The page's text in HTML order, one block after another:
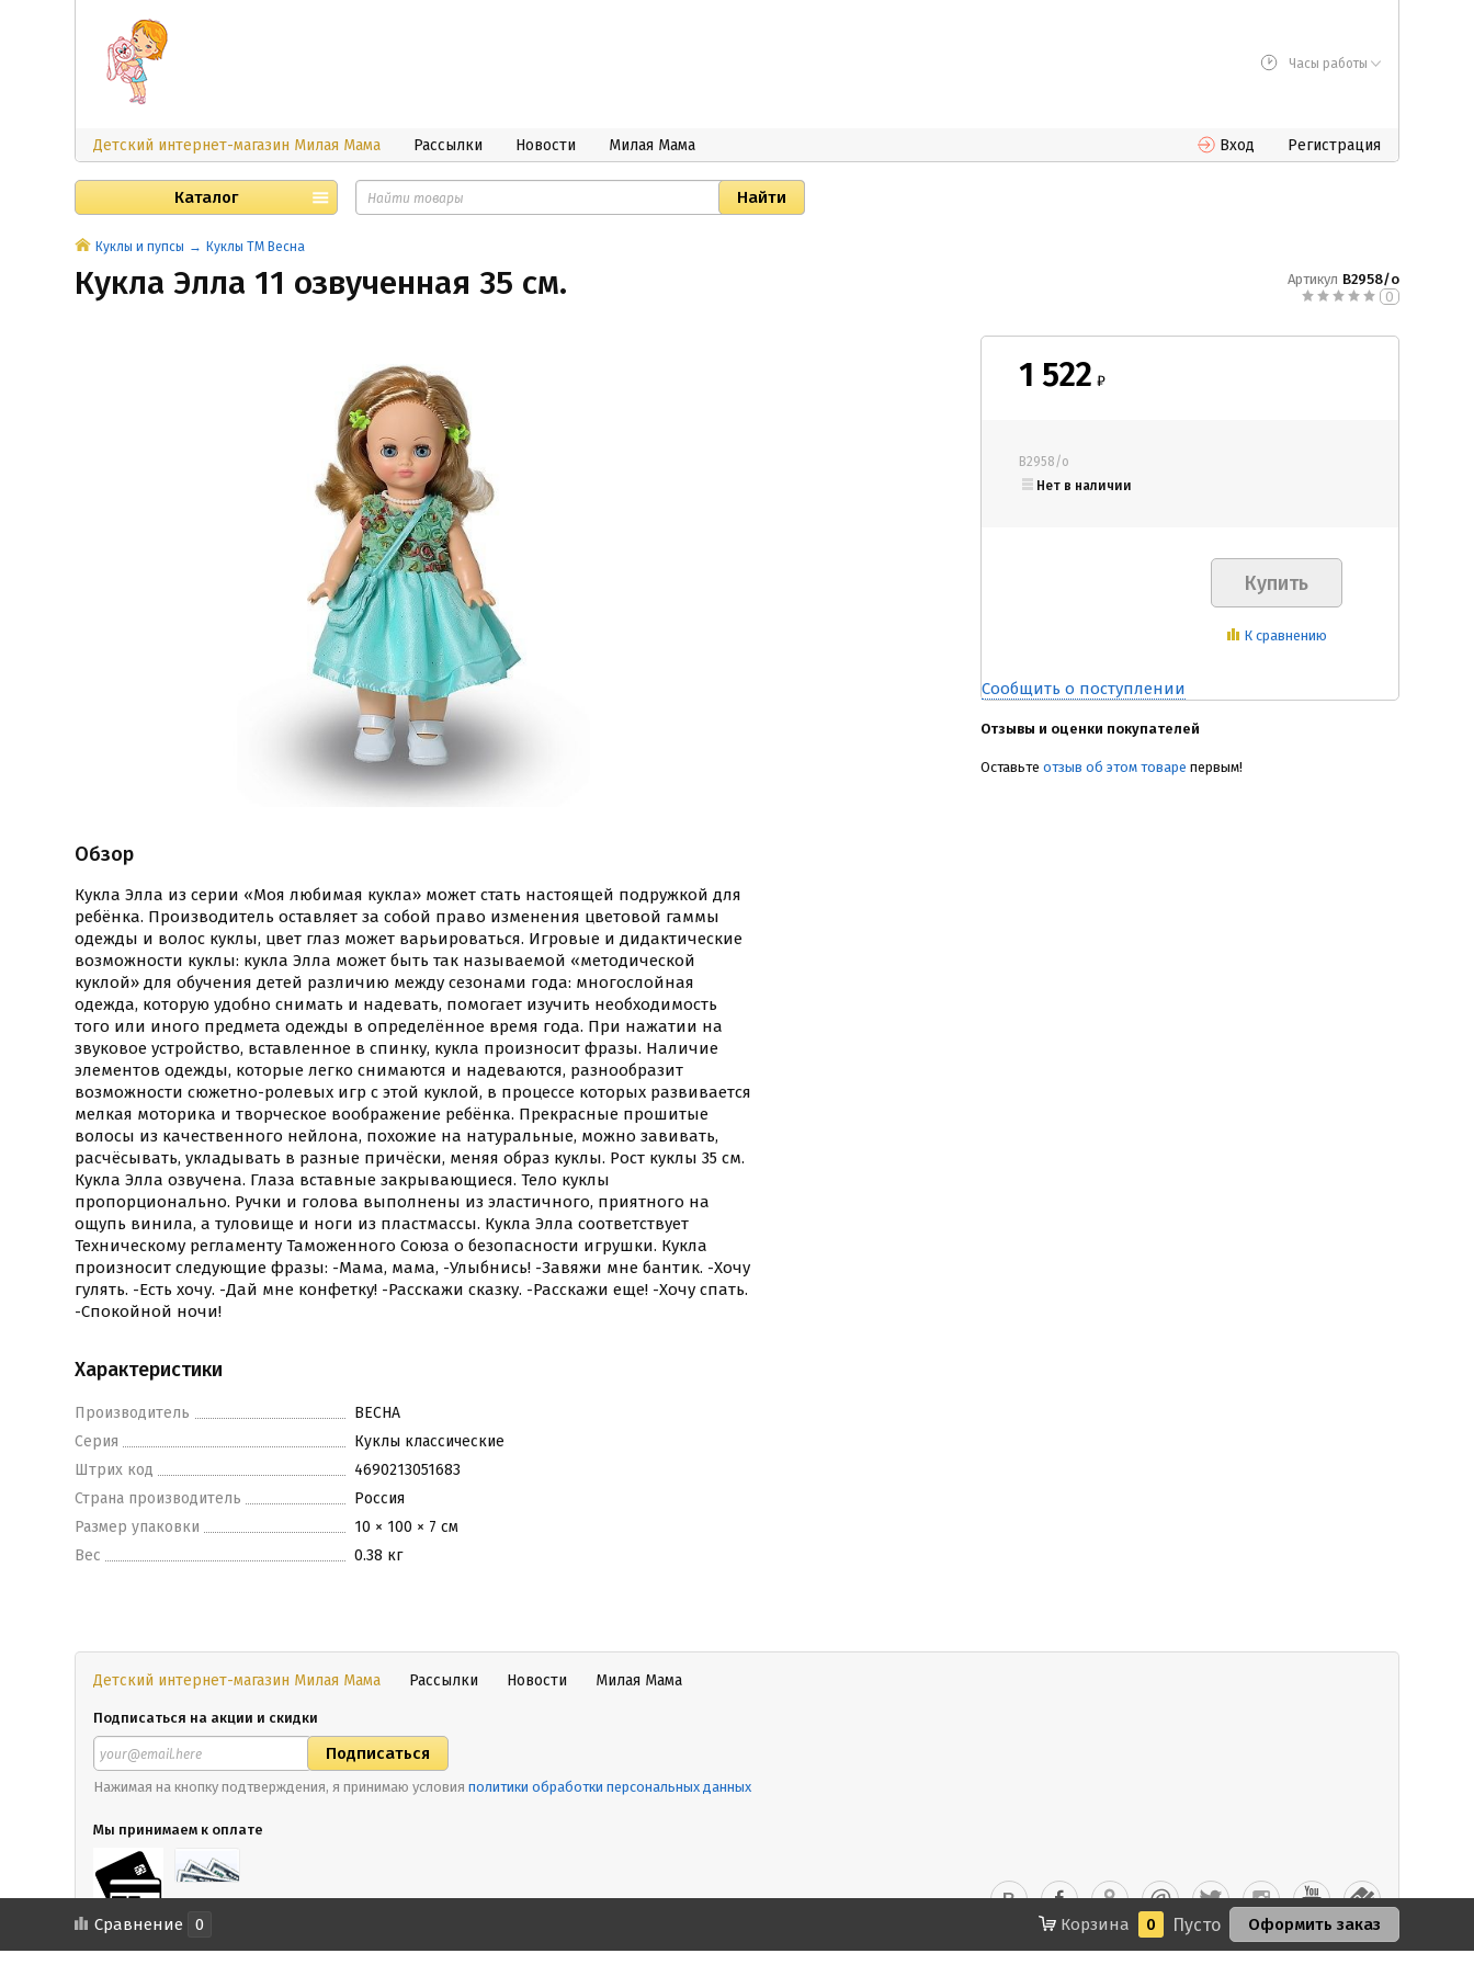
Часы работы
Детский интернет-магазин Милая Мама Рассылки Новости Милая Мама Вход Регистрация
Каталог
Куклы и пупсы Куклы ТМ Весна
Кукла Элла 11 озвученная 35 см. Артикул В2958/о
0
Обзор
Кукла Элла из серии «Моя любимая кукла» может стать настоящей подружкой для
ребёнка. Производитель оставляет за собой право изменения цветовой гаммы
одежды и волос куклы, цвет глаз может варьироваться. Игровые и дидактические
возможности куклы: кукла Элла может быть так называемой «методической
куклой» для обучения детей различию между сезонами года: многослойная
одежда, которую удобно снимать и надевать, помогает изучить необходимость
того или иного предмета одежды в определённое время года. При нажатии на
звуковое устройство, вставленное в спинку, кукла произносит фразы. Наличие
элементов одежды, которые легко снимаются и надеваются, разнообразит
возможности сюжетно-ролевых игр с этой куклой, в процессе которых развивается
мелкая моторика и творческое воображение ребёнка. Прекрасные прошитые
волосы из качественного нейлона, похожие на натуральные, можно завивать,
расчёсывать, укладывать в разные причёски, меняя образ куклы. Рост куклы 35 см.
Кукла Элла озвучена. Глаза вставные закрывающиеся. Тело куклы
пропорционально. Ручки и голова выполнены из эластичного, приятного на
ощупь винила, а туловище и ноги из пластмассы. Кукла Элла соответствует
Техническому регламенту Таможенного Союза о безопасности игрушки. Кукла
произносит следующие фразы: -Мама, мама, -Улыбнись! -Завяжи мне бантик. -Хочу
гулять. -Есть хочу. -Дай мне конфетку! -Расскажи сказку. -Расскажи еще! -Хочу спать.
-Спокойной ночи!
Характеристики
Производитель
ВЕСНА
Серия
Куклы классические
Штрих код
4690213051683
Страна производитель
Россия
Размер упаковки
10 × 100 × 7 см
Вес
0.38 кг
1 522 ₽
В2958/о
Нет в наличии
К сравнению
Сообщить о поступлении
Отзывы и оценки покупателей
Оставьте отзыв об этом товаре первым!
Детский интернет-магазин Милая Мама Рассылки Новости Милая Мама
Подписаться на акции и скидки
Нажимая на кнопку подтверждения, я принимаю условия политики обработки персональных данных
Мы принимаем к оплате
Сравнение 0 Корзина 0 Пусто Оформить заказ